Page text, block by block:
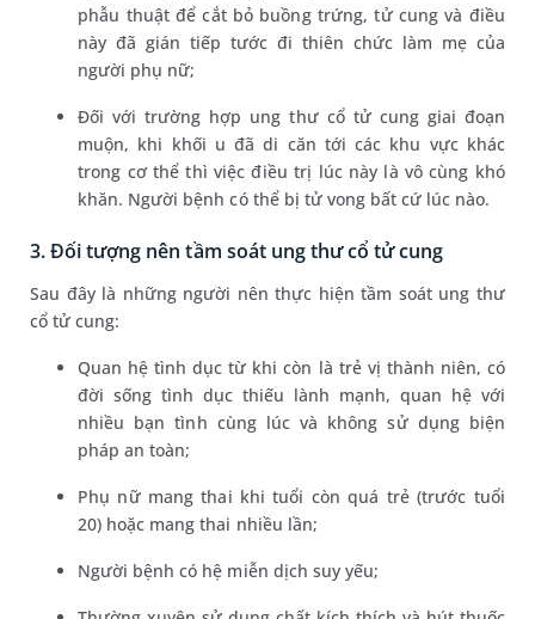
phẫu thuật để cắt bỏ buồng trứng, tử cung và điều
này đã gián tiếp tước đi thiên chức làm mẹ của
người phụ nữ;
Đối với trường hợp ung thư cổ tử cung giai đoạn
muộn, khi khối u đã di căn tới các khu vực khác
trong cơ thể thì việc điều trị lúc này là vô cùng khó
khăn. Người bệnh có thể bị tử vong bất cứ lúc nào.
3. Đối tượng nên tầm soát ung thư cổ tử cung
Sau đây là những người nên thực hiện tầm soát ung thư
cổ tử cung:
Quan hệ tình dục từ khi còn là trẻ vị thành niên, có
đời sống tình dục thiếu lành mạnh, quan hệ với
nhiều bạn tình cùng lúc và không sử dụng biện
pháp an toàn;
Phụ nữ mang thai khi tuổi còn quá trẻ (trước tuổi
20) hoặc mang thai nhiều lần;
Người bệnh có hệ miễn dịch suy yếu;